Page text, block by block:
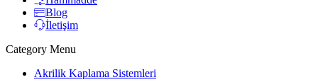
Blog
İletişim
Category Menu
Akrilik Kaplama Sistemleri